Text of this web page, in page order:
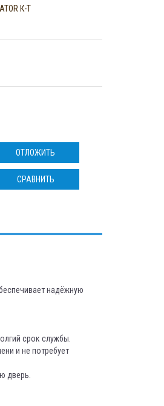
К-Т
ОТЛОЖИТЬ
СРАВНИТЬ
надёжную
срок службы.
и не потребует
дверь.